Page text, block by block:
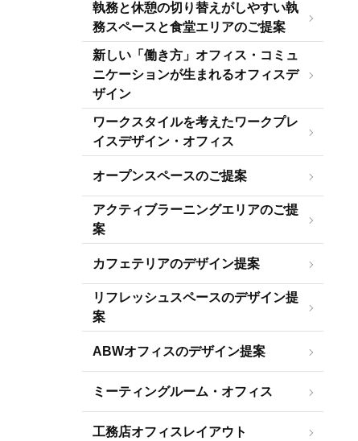
執務と休憩の切り替えがしやすい執
務スペースと食堂エリアのご提案
新しい「働き方」オフィス・コミュ
ニケーションが生まれるオフィスデ
ザイン
ワークスタイルを考えたワークプレ
イスデザイン・オフィス
オープンスペースのご提案
アクティブラーニングエリアのご提
案
カフェテリアのデザイン提案
リフレッシュスペースのデザイン提
案
ABWオフィスのデザイン提案
ミーティングルーム・オフィス
工務店オフィスレイアウト